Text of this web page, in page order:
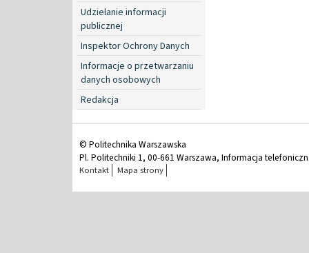
Udzielanie informacji
publicznej
Inspektor Ochrony Danych
Informacje o przetwarzaniu
danych osobowych
Redakcja
© Politechnika Warszawska
Pl. Politechniki 1, 00-661 Warszawa, Informacja
Kontakt Mapa strony